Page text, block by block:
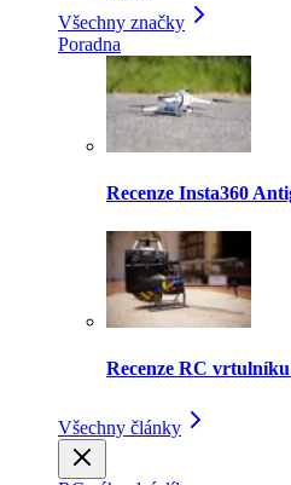
Všechny značky
Poradna
Recenze Insta360
Recenze RC
Všechny články